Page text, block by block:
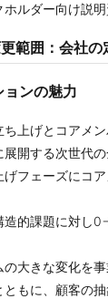
ホルダー向け説
範囲：会社の
ンの魅力
ち上げとコアメ
展開する次世代
げフェーズにコ
造的課題に対し
大きな変化を
ともに、顧客の